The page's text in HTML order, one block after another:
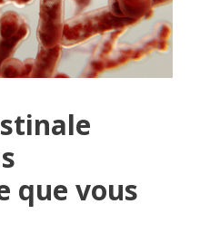
que vous